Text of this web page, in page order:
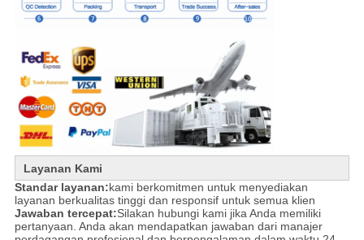
Layanan Kami
Standar layanan:kami berkomitmen untuk menyediakan
layanan berkualitas tinggi dan responsif untuk semua klien
Jawaban tercepat:Silakan hubungi kami jika Anda memiliki
pertanyaan. Anda akan mendapatkan jawaban dari manajer